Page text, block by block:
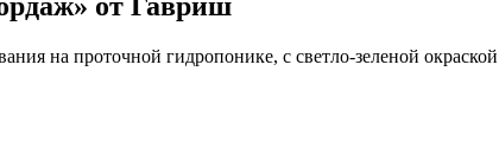
от Гавриш
на проточной гидропонике, с светло-зеленой